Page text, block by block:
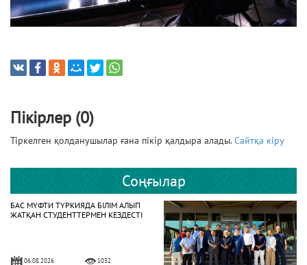
Пікірлер (0)
Тіркелген қолданушылар ғана пікір қалдыра алады.Сайтқа кіру
Соңғылар
БАС МҮФТИ ТҮРКИЯДА БІЛІМ АЛЫП
ЖАТҚАН СТУДЕНТТЕРМЕН КЕЗДЕСТІ
06.08.2026 1032